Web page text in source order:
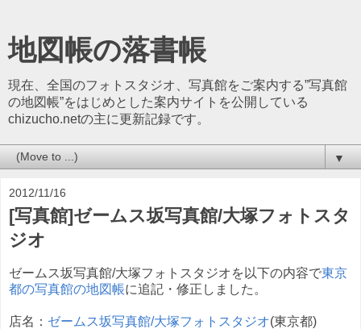
地図帳の落書帳
現在、全国のフォトスタジオ、写真館をご案内する”写真館
の地図帳”をはじめとした案内サイトを公開している
chizucho.netの主に更新記録です。
▼
2012/11/16
[写真館]ゼームス坂写真館/大塚フォトスタ
ジオ
ゼームス坂写真館/大塚フォトスタジオを以下の内容で東京
都の写真館の地図帳に追記・修正しました。
店名： ゼームス坂写真館/大塚フォトスタジオ(東京都)